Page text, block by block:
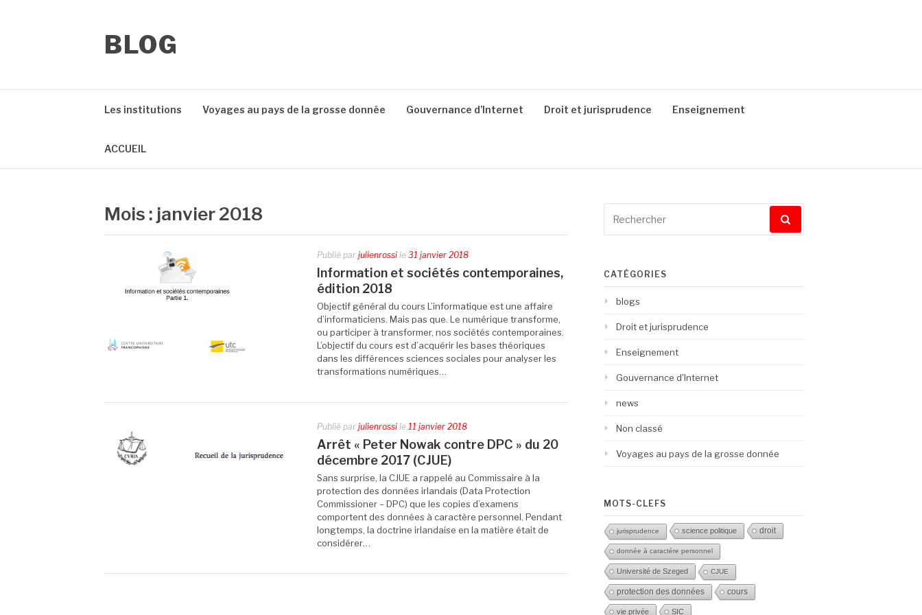
BLOG
Les institutions Voyages au pays de la grosse donnée Gouvernance d’Internet Droit et jurisprudence Enseignement
ACCUEIL
Mois : janvier 2018
Publié par julienrossi le 31 janvier 2018
Information et sociétés contemporaines,
édition 2018
Objectif général du cours L’informatique est une affaire
d’informaticiens. Mais pas que. Le numérique transforme,
ou participer à transformer, nos sociétés contemporaines.
L’objectif du cours est d’acquérir les bases théoriques
dans les différences sciences sociales pour analyser les
transformations numériques…
Publié par julienrossi le 11 janvier 2018
Arrêt « Peter Nowak contre DPC » du 20
décembre 2017 (CJUE)
Sans surprise, la CJUE a rappelé au Commissaire à la
protection des données irlandais (Data Protection
Commissioner – DPC) que les copies d’examens
comportent des données à caractère personnel. Pendant
longtemps, la doctrine irlandaise en la matière était de
considérer…
pour
:
CATÉGORIES
blogs
Droit et jurisprudence
Enseignement
Gouvernance d'Internet
news
Non classé
Voyages au pays de la grosse donnée
MOTS-CLEFS
jurisprudence science politique droit
donnée à caractère personnel
Université de Szeged CJUE
protection des données cours
vie privée SIC